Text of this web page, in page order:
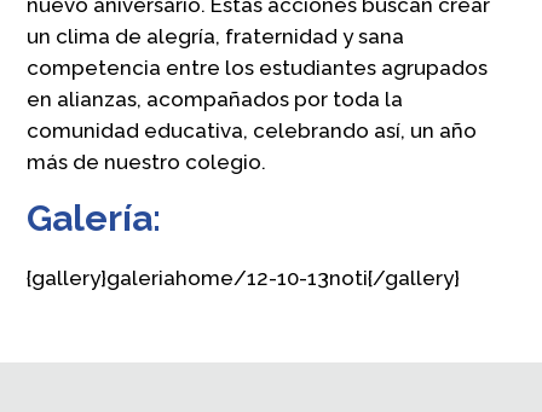
nuevo aniversario. Estas acciones buscan crear
un clima de alegría, fraternidad y sana
competencia entre los estudiantes agrupados
en alianzas, acompañados por toda la
comunidad educativa, celebrando así, un año
más de nuestro colegio.
Galería:
{gallery}galeriahome/12-10-13noti{/gallery}